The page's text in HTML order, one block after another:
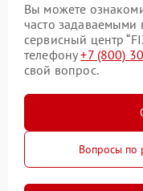
Вы можете
часто задаваемыми
сервисный центр
телефону+7 (800)
свой вопрос.
Вопросы по